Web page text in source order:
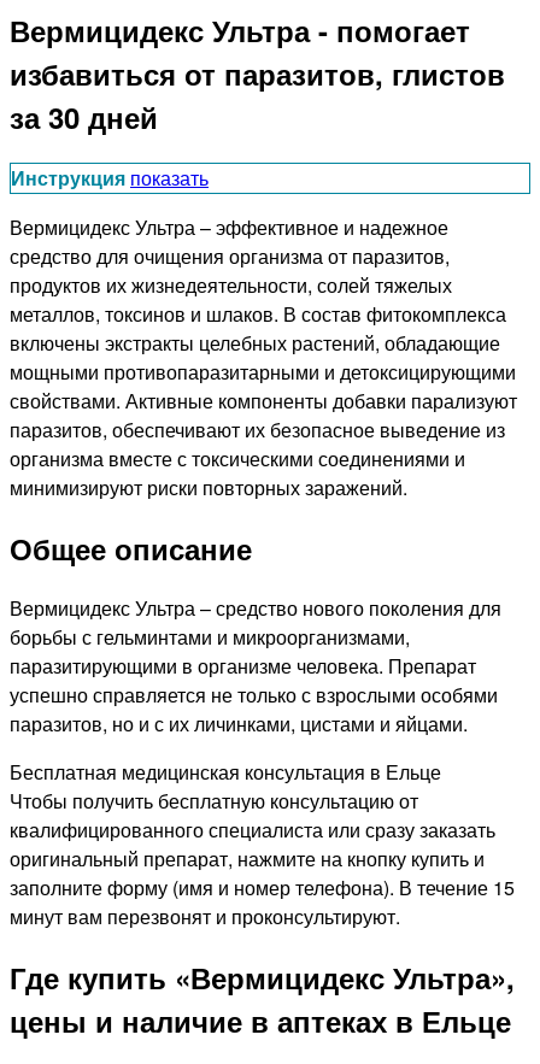
Вермицидекс Ультра - помогает
избавиться от паразитов, глистов
за 30 дней
Инструкция показать
Вермицидекс Ультра – эффективное и надежное
средство для очищения организма от паразитов,
продуктов их жизнедеятельности, солей тяжелых
металлов, токсинов и шлаков. В состав фитокомплекса
включены экстракты целебных растений, обладающие
мощными противопаразитарными и детоксицирующими
свойствами. Активные компоненты добавки парализуют
паразитов, обеспечивают их безопасное выведение из
организма вместе с токсическими соединениями и
минимизируют риски повторных заражений.
Общее описание
Вермицидекс Ультра – средство нового поколения для
борьбы с гельминтами и микроорганизмами,
паразитирующими в организме человека. Препарат
успешно справляется не только с взрослыми особями
паразитов, но и с их личинками, цистами и яйцами.
Бесплатная медицинская консультация в Ельце
Чтобы получить бесплатную консультацию от
квалифицированного специалиста или сразу заказать
оригинальный препарат, нажмите на кнопку купить и
заполните форму (имя и номер телефона). В течение 15
минут вам перезвонят и проконсультируют.
Где купить «Вермицидекс Ультра»,
цены и наличие в аптеках в Ельце